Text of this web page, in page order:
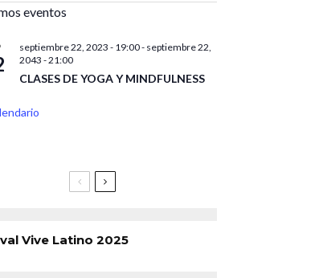
eventos
septiembre 22, 2023 - 19:00- septiembre 22,
2043 - 21:00
CLASES DE YOGA Y MINDFULNESS
Vive Latino 2025